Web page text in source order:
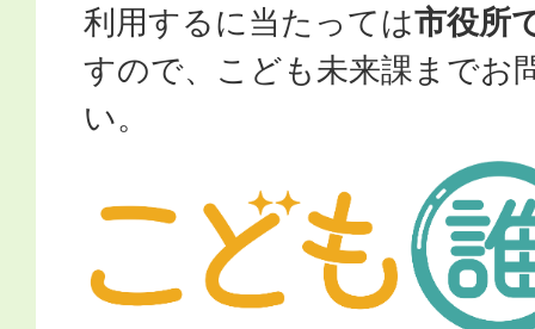
利用するに当たっては市役所
すので、こども未来課までお
い。